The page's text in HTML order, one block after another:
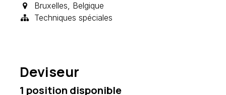
Bruxelles, Belgique
Techniques spéciales
Deviseur
1 position disponible